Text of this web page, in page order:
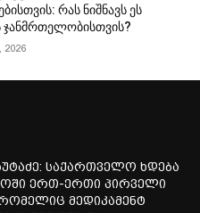
რას ნიშნავს ეს
ჯანმრთელობისთვის?
საქართველო ხდება
ერთ-ერთი პირველი
რომელიც მედიკამენტ